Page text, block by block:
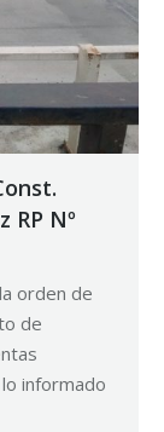
RP Nº
orden de
de
informado